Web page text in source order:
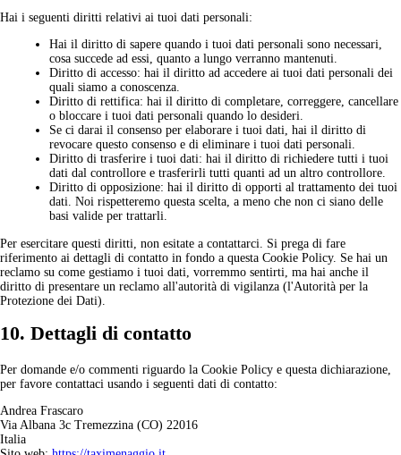
Hai i seguenti diritti relativi ai tuoi dati personali:
Hai il diritto di sapere quando i tuoi dati personali sono necessari,
cosa succede ad essi, quanto a lungo verranno mantenuti.
Diritto di accesso: hai il diritto ad accedere ai tuoi dati personali dei
quali siamo a conoscenza.
Diritto di rettifica: hai il diritto di completare, correggere, cancellare
o bloccare i tuoi dati personali quando lo desideri.
Se ci darai il consenso per elaborare i tuoi dati, hai il diritto di
revocare questo consenso e di eliminare i tuoi dati personali.
Diritto di trasferire i tuoi dati: hai il diritto di richiedere tutti i tuoi
dati dal controllore e trasferirli tutti quanti ad un altro controllore.
Diritto di opposizione: hai il diritto di opporti al trattamento dei tuoi
dati. Noi rispetteremo questa scelta, a meno che non ci siano delle
basi valide per trattarli.
Per esercitare questi diritti, non esitate a contattarci. Si prega di fare
riferimento ai dettagli di contatto in fondo a questa Cookie Policy. Se hai un
reclamo su come gestiamo i tuoi dati, vorremmo sentirti, ma hai anche il
diritto di presentare un reclamo all'autorità di vigilanza (l'Autorità per la
Protezione dei Dati).
10. Dettagli di contatto
Per domande e/o commenti riguardo la Cookie Policy e questa dichiarazione,
per favore contattaci usando i seguenti dati di contatto:
Andrea Frascaro
Via Albana 3c Tremezzina (CO) 22016
Italia